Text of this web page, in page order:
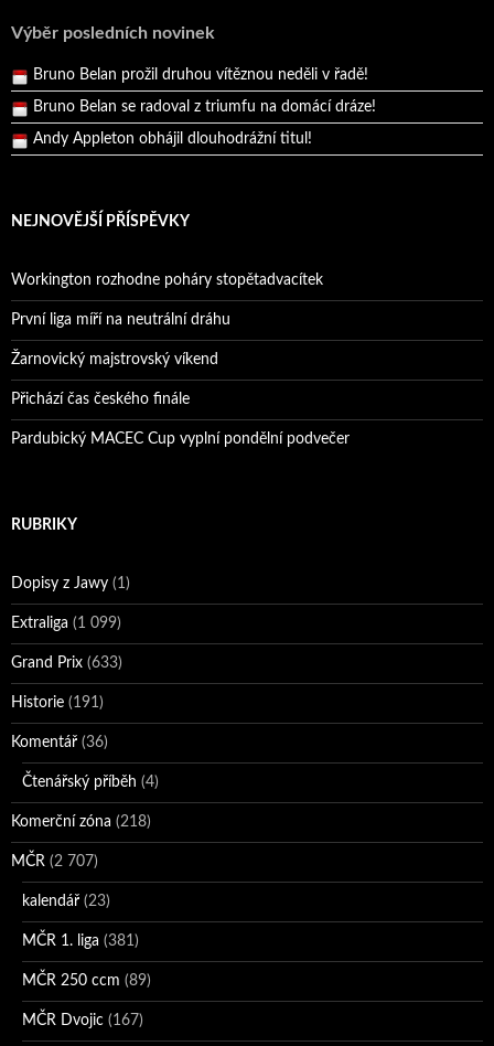
Výběr posledních novinek
Pražský přebor neskrblil překvapeními!
Bruno Belan prožil druhou vítěznou neděli v řadě!
Bruno Belan se radoval z triumfu na domácí dráze!
Andy Appleton obhájil dlouhodrážní titul!
NEJNOVĚJŠÍ PŘÍSPĚVKY
Workington rozhodne poháry stopětadvacítek
První liga míří na neutrální dráhu
Žarnovický majstrovský víkend
Přichází čas českého finále
Pardubický MACEC Cup vyplní pondělní podvečer
RUBRIKY
Dopisy z Jawy (1)
Extraliga (1 099)
Grand Prix (633)
Historie (191)
Komentář (36)
Čtenářský příběh (4)
Komerční zóna (218)
MČR (2 707)
kalendář (23)
MČR 1. liga (381)
MČR 250 ccm (89)
MČR Dvojic (167)